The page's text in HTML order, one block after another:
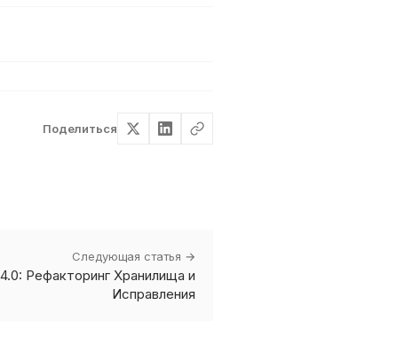
Поделиться
Следующая статья →
Рефакторинг Хранилища и
Исправления